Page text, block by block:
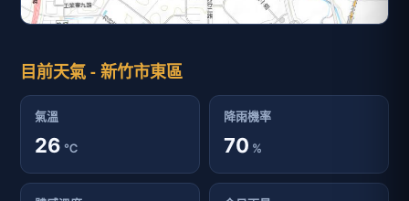
目前天氣 - 新竹市東區
氣溫
26 ℃
降雨機率
70 %